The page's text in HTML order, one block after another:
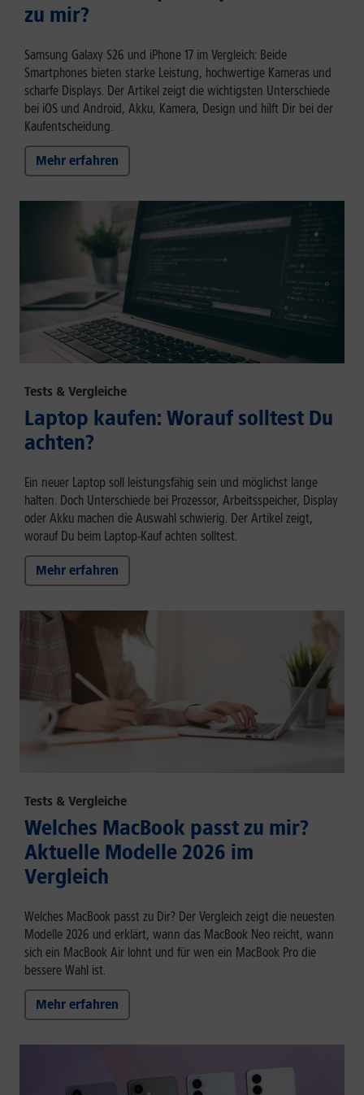
zu mir?
Samsung Galaxy S26 und iPhone 17 im Vergleich: Beide
Smartphones bieten starke Leistung, hochwertige Kameras und
scharfe Displays. Der Artikel zeigt die wichtigsten Unterschiede
bei iOS und Android, Akku, Kamera, Design und hilft Dir bei der
Kaufentscheidung.
Mehr erfahren
Tests & Vergleiche
Laptop kaufen: Worauf solltest Du
achten?
Ein neuer Laptop soll leistungsfähig sein und möglichst lange
halten. Doch Unterschiede bei Prozessor, Arbeitsspeicher, Display
oder Akku machen die Auswahl schwierig. Der Artikel zeigt,
worauf Du beim Laptop-Kauf achten solltest.
Mehr erfahren
Tests & Vergleiche
Welches MacBook passt zu mir?
Aktuelle Modelle 2026 im
Vergleich
Welches MacBook passt zu Dir? Der Vergleich zeigt die neuesten
Modelle 2026 und erklärt, wann das MacBook Neo reicht, wann
sich ein MacBook Air lohnt und für wen ein MacBook Pro die
bessere Wahl ist.
Mehr erfahren